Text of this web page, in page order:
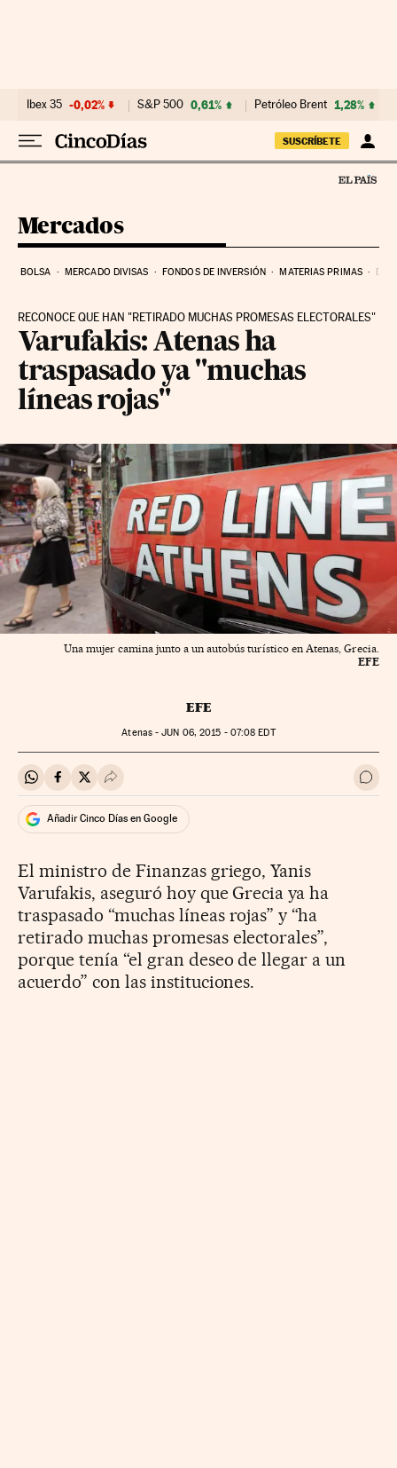
Ibex 35 -0,02% S&P 500 0,61% Petróleo Brent 1,28%
SUSCRÍBETE
Mercados
BOLSA MERCADO DIVISAS FONDOS DE INVERSIÓN MATERIAS PRIMAS
RECONOCE QUE HAN "RETIRADO MUCHAS PROMESAS ELECTORALES"
Varufakis: Atenas ha
traspasado ya "muchas
líneas rojas"
Una mujer camina junto a un autobús turístico en Atenas, Grecia.
EFE
EFE
Atenas -JUN 06, 2015 - 07:08 EDT
Compartir en Whatsapp
Compartir en Facebook
Compartir en Twitter
Desplegar Redes Sociales Ir a
Añadir Cinco Días en Google
El ministro de Finanzas griego, Yanis
Varufakis, aseguró hoy que Grecia ya ha
traspasado “muchas líneas rojas” y “ha
retirado muchas promesas electorales”,
porque tenía “el gran deseo de llegar a un
acuerdo” con las instituciones.